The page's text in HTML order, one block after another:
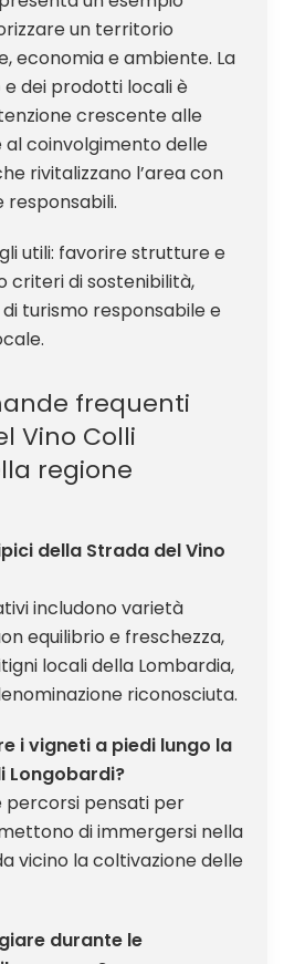
un territorio
economia e ambiente. La
e dei prodotti locali è
crescente alle
coinvolgimento delle
rivitalizzano l’area con
responsabili.
utili: favorire strutture e
di sostenibilità,
turismo responsabile e
frequenti
Vino Colli
regione
della Strada del Vino
includono varietà
equilibrio e freschezza,
locali della Lombardia,
riconosciuta.
i vigneti a piedi lungo la
Longobardi?
percorsi pensati per
di immergersi nella
vicino la coltivazione delle
durante le